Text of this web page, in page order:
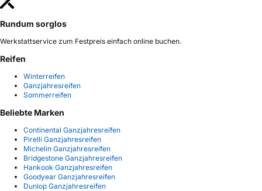
Rundum sorglos
Werkstattservice zum Festpreis einfach online buchen.
Reifen
Winterreifen
Ganzjahresreifen
Sommerreifen
Beliebte Marken
Continental Ganzjahresreifen
Pirelli Ganzjahresreifen
Michelin Ganzjahresreifen
Bridgestone Ganzjahresreifen
Hankook Ganzjahresreifen
Goodyear Ganzjahresreifen
Dunlop Ganzjahresreifen